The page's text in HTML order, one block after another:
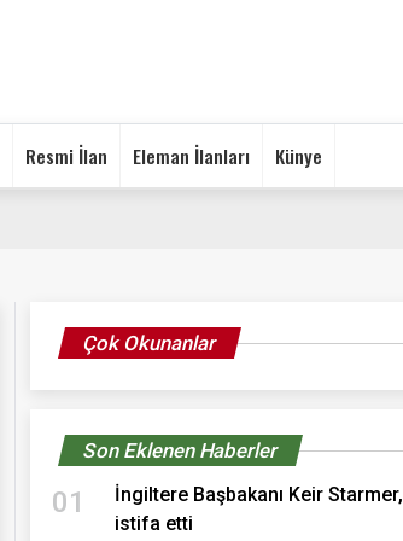
Resmi İlan Eleman İlanları Künye
Çok Okunanlar
Son Eklenen Haberler
01
İngiltere Başbakanı Keir Starmer,
istifa etti